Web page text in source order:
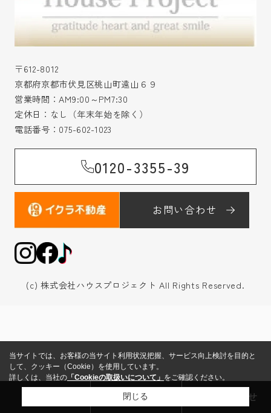
〒612-8012
京都府京都市伏見区桃山町遠山６９
営業時間：AM9:00～PM7:30
定休日：なし（年末年始を除く）
電話番号： 075-602-1023
0120-3355-39
お問い合わせ
(c) 株式会社ハウスプロジェクト All Rights Reserved.
売却査定 お問い合わせ
当サイトでは、お客様の当サイト利用状況把握、サービス向上検討を目的と
して、クッキー（Cookie）を使用しています。
詳しくは、当社の 「Cookieの取扱いについて」 をご確認ください。
閉じる